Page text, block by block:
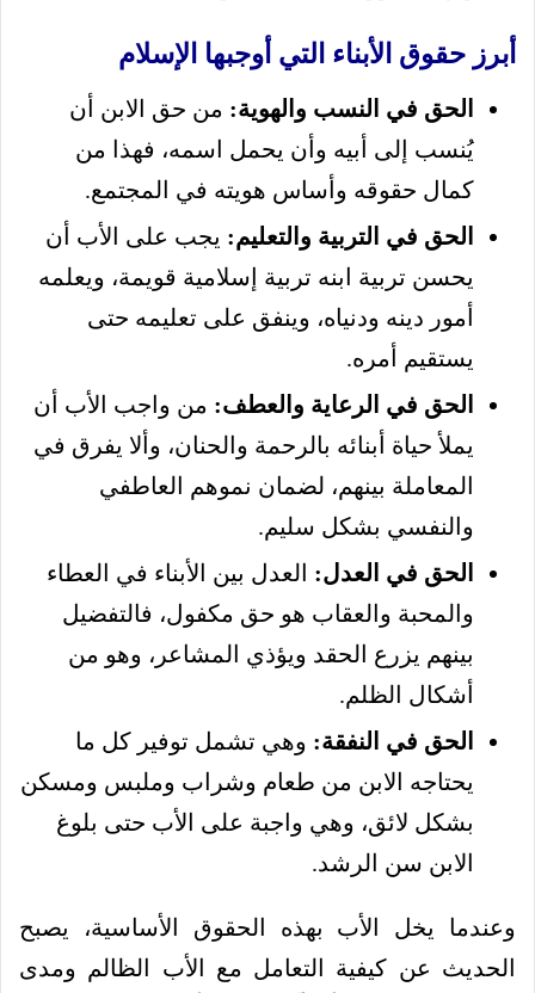
أبرز حقوق الأبناء التي أوجبها الإسلام
الحق في النسب والهوية: من حق الابن أن
يُنسب إلى أبيه وأن يحمل اسمه، فهذا من
كمال حقوقه وأساس هويته في المجتمع.
الحق في التربية والتعليم: يجب على الأب أن
يحسن تربية ابنه تربية إسلامية قويمة، ويعلمه
أمور دينه ودنياه، وينفق على تعليمه حتى
يستقيم أمره.
الحق في الرعاية والعطف: من واجب الأب أن
يملأ حياة أبنائه بالرحمة والحنان، وألا يفرق في
المعاملة بينهم، لضمان نموهم العاطفي
والنفسي بشكل سليم.
الحق في العدل: العدل بين الأبناء في العطاء
والمحبة والعقاب هو حق مكفول، فالتفضيل
بينهم يزرع الحقد ويؤذي المشاعر، وهو من
أشكال الظلم.
الحق في النفقة: وهي تشمل توفير كل ما
يحتاجه الابن من طعام وشراب وملبس ومسكن
بشكل لائق، وهي واجبة على الأب حتى بلوغ
الابن سن الرشد.
وعندما يخل الأب بهذه الحقوق الأساسية، يصبح
الحديث عن كيفية التعامل مع الأب الظالم ومدى